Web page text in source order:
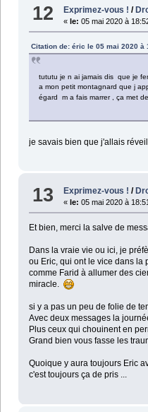
12 Exprimez-vous ! /
«le: 05 mai 2020 à
Citation de: éric le 05 mai 2020 à
tututu je n ai jamais dis que je
a mon petit montagnard que j
égard m a fais marrer , ça met
je savais bien que j'allais
13 Exprimez-vous ! /
« le: 05 mai 2020 à
Et bien, merci la salve de
Dans la vraie vie ou ici, je
ou Eric, qui ont le vice dans la
comme Farid à allumer des
miracle.
si y a pas un peu de folie de
Avec deux messages la
Plus ceux qui chouinent en
Grand bien vous fasse les
Quoique y aura toujours Eric
c'est toujours ça de pris ...